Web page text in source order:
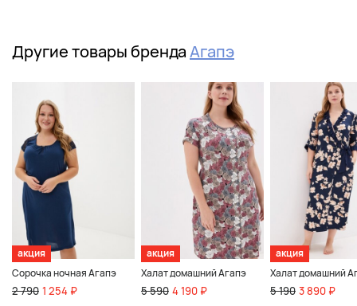
Другие товары брендаАгапэ
акция
Сорочка ночная Агапэ
2 790 1 254 ₽
акция
Халат домашний Агапэ
5 590 4 190 ₽
акция
Халат домашний
5 190 3 890 ₽